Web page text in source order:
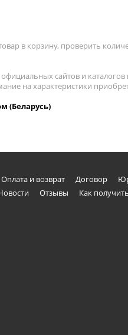
в корзину, проверить
сайтов и каталогов
на характеристики
(Беларусь)
Оплата и возврат Договор
Отзывы Как